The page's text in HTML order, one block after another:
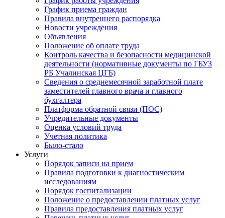
График приема граждан
Правила внутреннего распорядка
Новости учреждения
Объявления
Положение об оплате труда
Контроль качества и безопасности медицинской
деятельности (нормативные документы по ГБУЗ
РБ Учалинская ЦГБ)
Сведения о среднемесячной заработной плате
заместителей главного врача и главного
бухгалтера
Платформа обратной связи (ПОС)
Учредительные документы
Оценка условий труда
Учетная политика
Было-стало
Услуги
Порядок записи на прием
Правила подготовки к диагностическим
исследованиям
Порядок госпитализации
Положение о предоставлении платных услуг
Правила предоставления платных услуг